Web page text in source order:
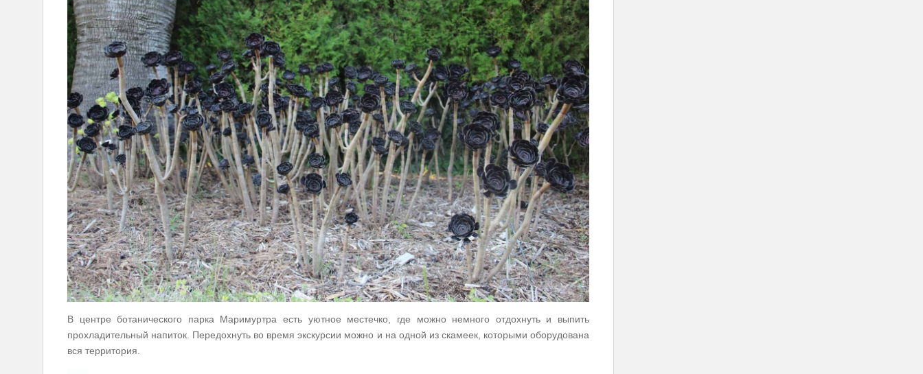
В центре ботанического парка Маримуртра есть уютное местечко, где можно немного отдохнуть и выпить
прохладительный напиток. Передохнуть во время экскурсии можно и на одной из скамеек, которыми оборудована
вся территория.